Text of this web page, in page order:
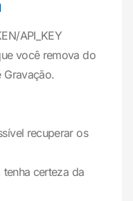
API_KEY
você remova do
Gravação.
recuperar os
certeza da